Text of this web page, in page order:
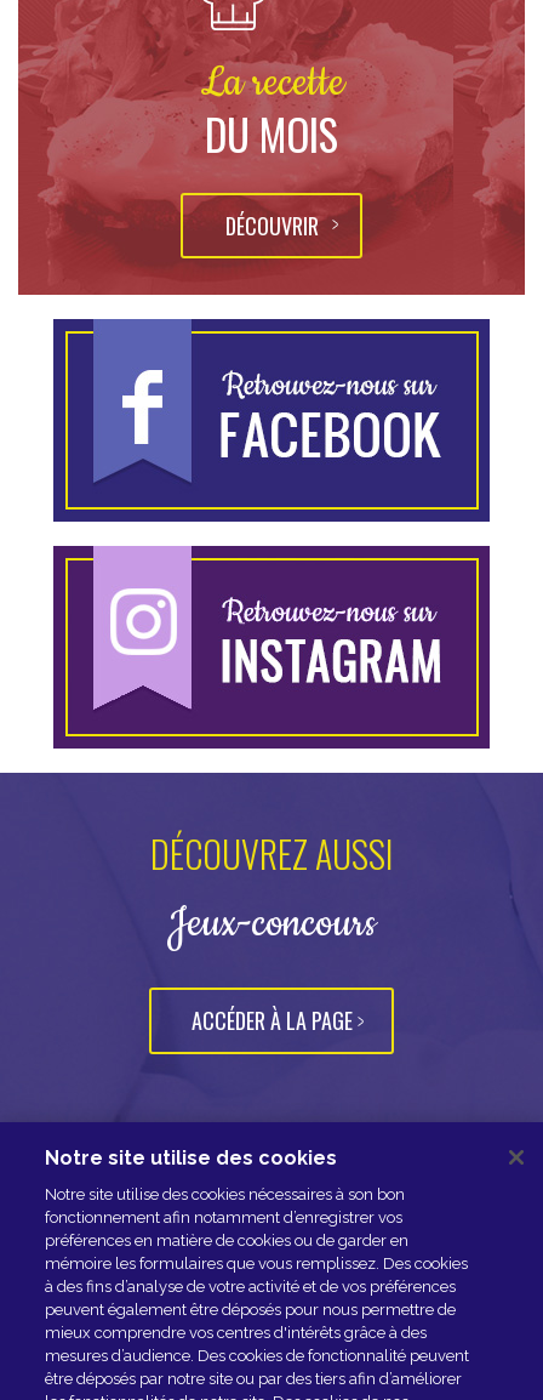
La recette
DU MOIS
DÉCOUVRIR
DÉCOUVREZ AUSSI
Jeux-concours
ACCÉDER À LA PAGE
NOUS CONTACTER
ESPACE PRESSE
NOS PARTENAIRES
Notre site utilise des cookies
Notre site utilise des cookies nécessaires à son bon
fonctionnement afin notamment d’enregistrer vos
préférences en matière de cookies ou de garder en
mémoire les formulaires que vous remplissez. Des cookies
à des fins d’analyse de votre activité et de vos préférences
peuvent également être déposés pour nous permettre de
mieux comprendre vos centres d'intérêts grâce à des
mesures d’audience. Des cookies de fonctionnalité peuvent
être déposés par notre site ou par des tiers afin d’améliorer